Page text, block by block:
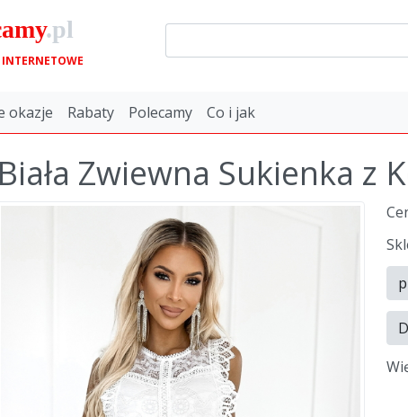
.pl
INTERNETOWE
okazje Rabaty Polecamy Co i jak
Biała Zwiewna Sukienka z